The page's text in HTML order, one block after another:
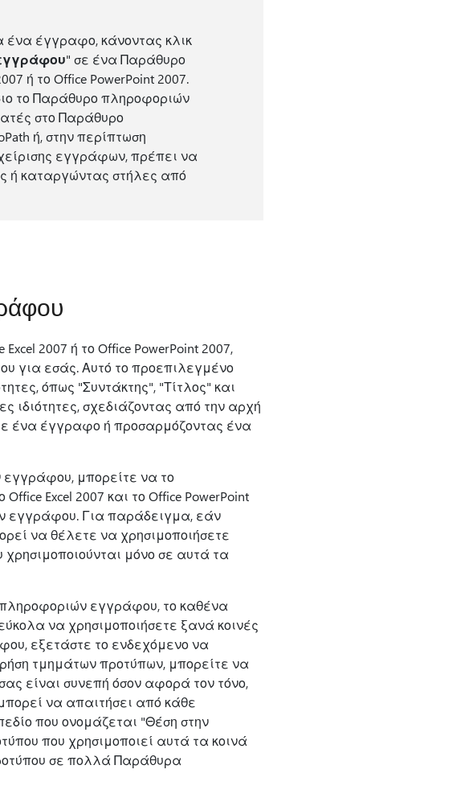
ένα έγγραφο, κάνοντας κλικ
εγγράφου" σε ένα Παράθυρο
ή το Office PowerPoint 2007.
το Παράθυρο πληροφοριών
στο Παράθυρο
ή, στην περίπτωση
εγγράφων, πρέπει να
ή καταργώντας στήλες από
2007 ή το Office PowerPoint 2007,
για εσάς. Αυτό το προεπιλεγμένο
όπως "Συντάκτης", "Τίτλος" και
σχεδιάζοντας από την αρχή
ένα έγγραφο ή προσαρμόζοντας ένα
μπορείτε να το
Excel 2007 και το Office PowerPoint
εγγράφου. Για παράδειγμα, εάν
να θέλετε να χρησιμοποιήσετε
μόνο σε αυτά τα
εγγράφου, το καθένα
να χρησιμοποιήσετε ξανά κοινές
εξετάστε το ενδεχόμενο να
τμημάτων προτύπων, μπορείτε να
είναι συνεπή όσον αφορά τον τόνο,
να απαιτήσει από κάθε
που ονομάζεται "Θέση στην
που χρησιμοποιεί αυτά τα κοινά
σε πολλά Παράθυρα